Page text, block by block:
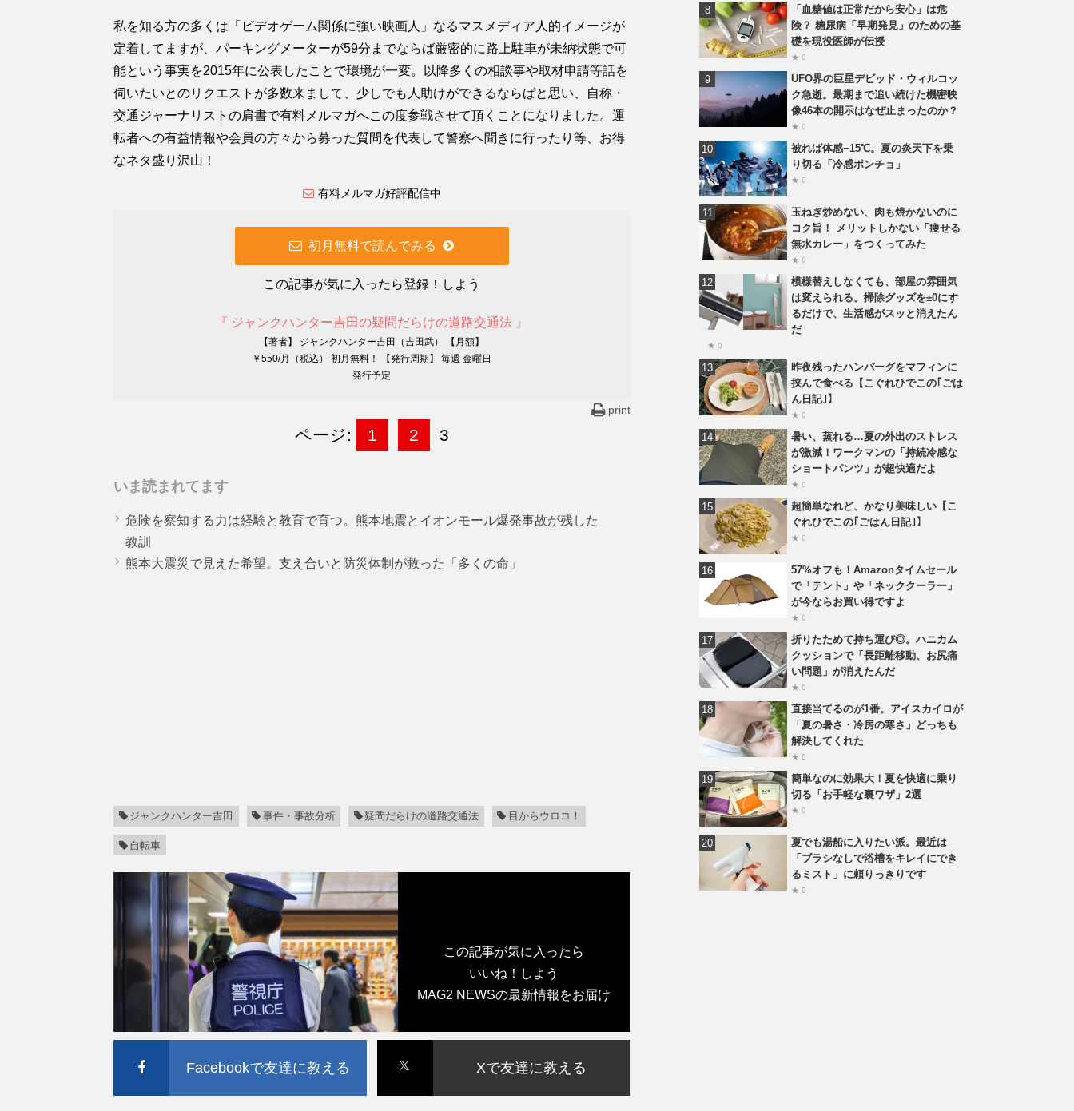
私を知る方の多くは「ビデオゲーム関係に強い映画人」なるマスメディア人的イメージが
定着してますが、パーキングメーターが59分までならば厳密的に路上駐車が未納状態で可
能という事実を2015年に公表したことで環境が一変。以降多くの相談事や取材申請等話を
伺いたいとのリクエストが多数来まして、少しでも人助けができるならばと思い、自称・
交通ジャーナリストの肩書で有料メルマガへこの度参戦させて頂くことになりました。運
転者への有益情報や会員の方々から募った質問を代表して警察へ聞きに行ったり等、お得
なネタ盛り沢山！
有料メルマガ好評配信中
初月無料で読んでみる
この記事が気に入ったら登録！しよう
『 ジャンクハンター吉田の疑問だらけの道路交通法 』
【著者】 ジャンクハンター吉田（吉田武） 【月額】
￥550/月（税込） 初月無料！ 【発行周期】 毎週 金曜日
発行予定
print
ページ: 1 2 3
いま読まれてます
危険を察知する力は経験と教育で育つ。熊本地震とイオンモール爆発事故が残した
教訓
熊本大震災で見えた希望。支え合いと防災体制が救った「多くの命」
ジャンクハンター吉田 事件・事故分析 疑問だらけの道路交通法 目からウロコ！
自転車
この記事が気に入ったら
いいね！しよう
MAG2 NEWSの最新情報をお届け
Facebookで友達に教える Xで友達に教える
「血糖値は正常だから安心」は危
険？ 糖尿病「早期発見」のための基
礎を現役医師が伝授
★ 0
UFO界の巨星デビッド・ウィルコッ
ク急逝。最期まで追い続けた機密映
像46本の開示はなぜ止まったのか？
★ 0
被れば体感−15℃。夏の炎天下を乗
り切る「冷感ポンチョ」
★ 0
玉ねぎ炒めない、肉も焼かないのに
コク旨！ メリットしかない「痩せる
無水カレー」をつくってみた
★ 0
模様替えしなくても、部屋の雰囲気
は変えられる。掃除グッズを±0にす
るだけで、生活感がスッと消えたん
だ
★ 0
昨夜残ったハンバーグをマフィンに
挟んで食べる【こぐれひでこの｢ごは
ん日記｣】
★ 0
暑い、蒸れる…夏の外出のストレス
が激減！ワークマンの「持続冷感な
ショートパンツ」が超快適だよ
★ 0
超簡単なれど、かなり美味しい【こ
ぐれひでこの｢ごはん日記｣】
★ 0
57%オフも！Amazonタイムセール
で「テント」や「ネッククーラー」
が今ならお買い得ですよ
★ 0
折りたためて持ち運び◎。ハニカム
クッションで「長距離移動、お尻痛
い問題」が消えたんだ
★ 0
直接当てるのが1番。アイスカイロが
「夏の暑さ・冷房の寒さ」どっちも
解決してくれた
★ 0
簡単なのに効果大！夏を快適に乗り
切る「お手軽な裏ワザ」2選
★ 0
夏でも湯船に入りたい派。最近は
「ブラシなしで浴槽をキレイにでき
るミスト」に頼りっきりです
★ 0